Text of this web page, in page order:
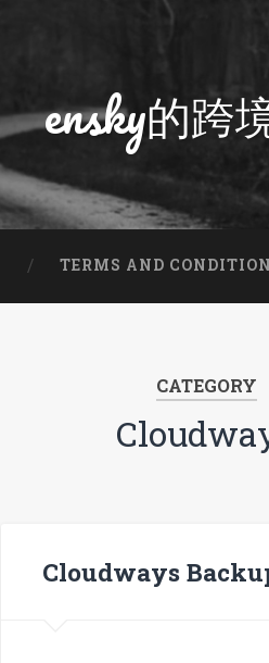
ensky的跨
TERMS AND
CATEGORY
Cloudways